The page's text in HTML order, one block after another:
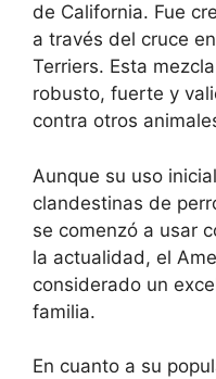
de California. Fue
a través del cruce
Terriers. Esta
robusto, fuerte y
contra otros
Aunque su uso
clandestinas de
se comenzó a usar
la actualidad, el
considerado un
familia.
En cuanto a su